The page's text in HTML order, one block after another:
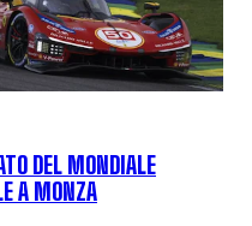
DEL MONDIALE
A MONZA